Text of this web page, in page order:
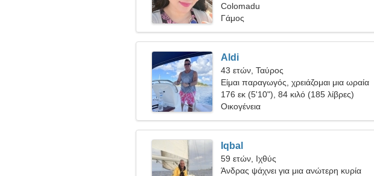
Colomadu
Γάμος
Aldi
43 ετών, Ταύρος
Είμαι παραγωγός, χρειάζομαι μια ωραία
γυναίκα
176 εκ (5'10"), 84 κιλό (185 λίβρες)
Οικογένεια
Iqbal
59 ετών, Ιχθύς
Άνδρας ψάχνει για μια ανώτερη κυρία